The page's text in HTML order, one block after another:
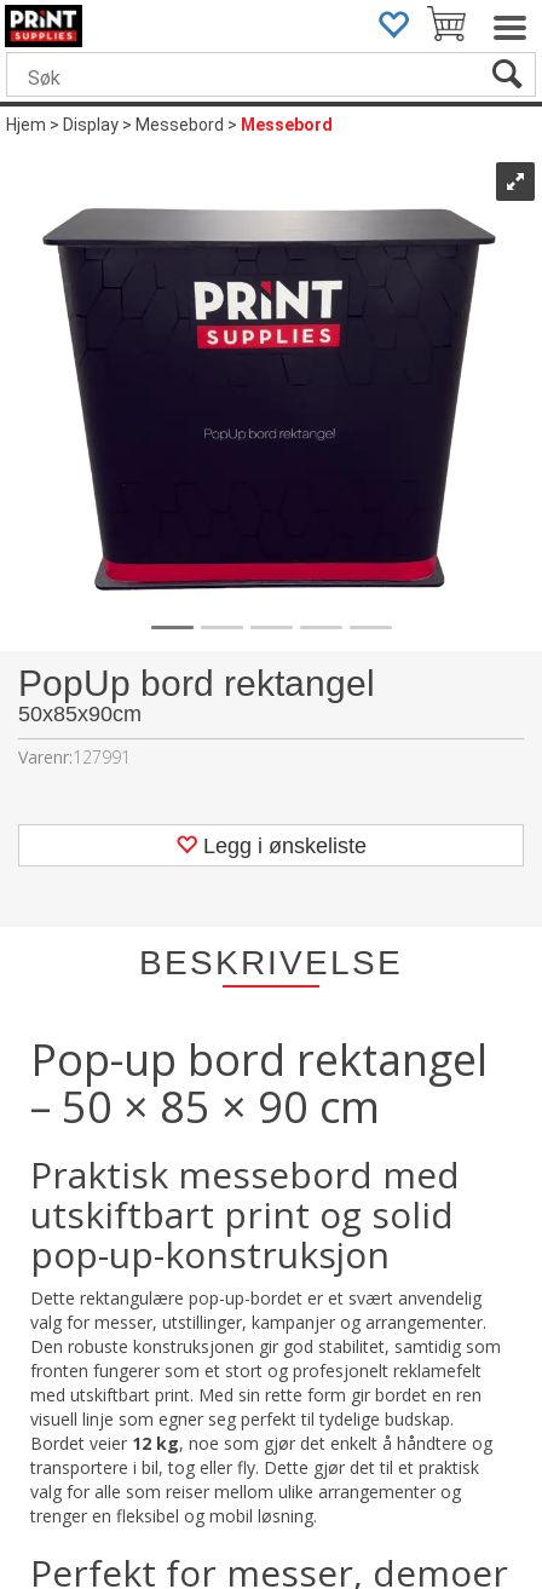
Hjem>Display>Messebord> Messebord
PopUp bord rektangel
50x85x90cm
Varenr:127991
Legg i ønskeliste
BESKRIVELSE
Pop-up bord rektangel
– 50 × 85 × 90 cm
Praktisk messebord med
utskiftbart print og solid
pop-up-konstruksjon
Dette rektangulære pop-up-bordet er et svært anvendelig
valg for messer, utstillinger, kampanjer og arrangementer.
Den robuste konstruksjonen gir god stabilitet, samtidig som
fronten fungerer som et stort og profesjonelt reklamefelt
med utskiftbart print. Med sin rette form gir bordet en ren
visuell linje som egner seg perfekt til tydelige budskap.
Bordet veier 12 kg, noe som gjør det enkelt å håndtere og
transportere i bil, tog eller fly. Dette gjør det til et praktisk
valg for alle som reiser mellom ulike arrangementer og
trenger en fleksibel og mobil løsning.
Perfekt for messer, demoer